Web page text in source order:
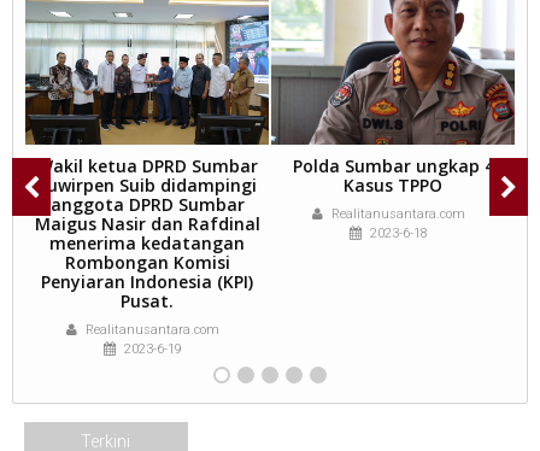
Wakil ketua DPRD Sumbar
Suwirpen Suib didampingi
anggota DPRD Sumbar
Maigus Nasir dan Rafdinal
menerima kedatangan
Rombongan Komisi
Penyiaran Indonesia (KPI)
Pusat.
Realitanusantara.com
2023-6-19
Polda Sumbar ungkap 4
Kasus TPPO
Realitanusantara.com
2023-6-18
Terkini